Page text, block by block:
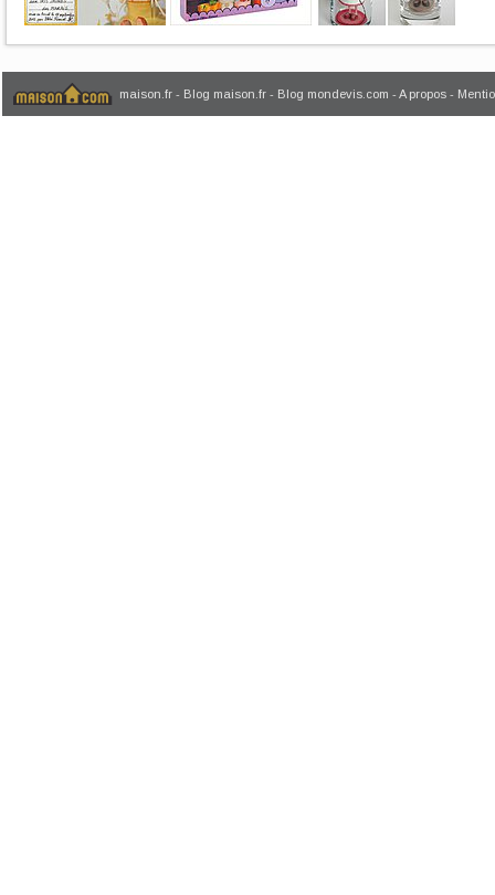
maison.fr - Blog maison.fr - Blog mondevis.com - A propos -